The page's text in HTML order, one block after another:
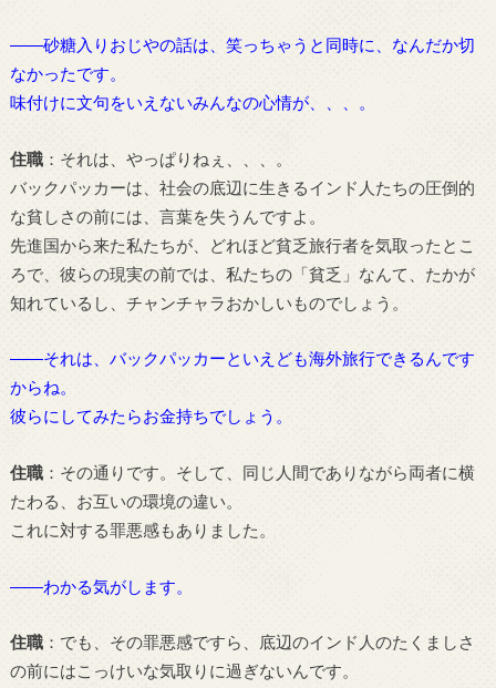
――砂糖入りおじやの話は、笑っちゃうと同時に、なんだか切
なかったです。
味付けに文句をいえないみんなの心情が、、、。
住職：それは、やっぱりねぇ、、、。
バックパッカーは、社会の底辺に生きるインド人たちの圧倒的
な貧しさの前には、言葉を失うんですよ。
先進国から来た私たちが、どれほど貧乏旅行者を気取ったとこ
ろで、彼らの現実の前では、私たちの「貧乏」なんて、たかが
知れているし、チャンチャラおかしいものでしょう。
――それは、バックパッカーといえども海外旅行できるんです
からね。
彼らにしてみたらお金持ちでしょう。
住職：その通りです。そして、同じ人間でありながら両者に横
たわる、お互いの環境の違い。
これに対する罪悪感もありました。
――わかる気がします。
住職：でも、その罪悪感ですら、底辺のインド人のたくましさ
の前にはこっけいな気取りに過ぎないんです。